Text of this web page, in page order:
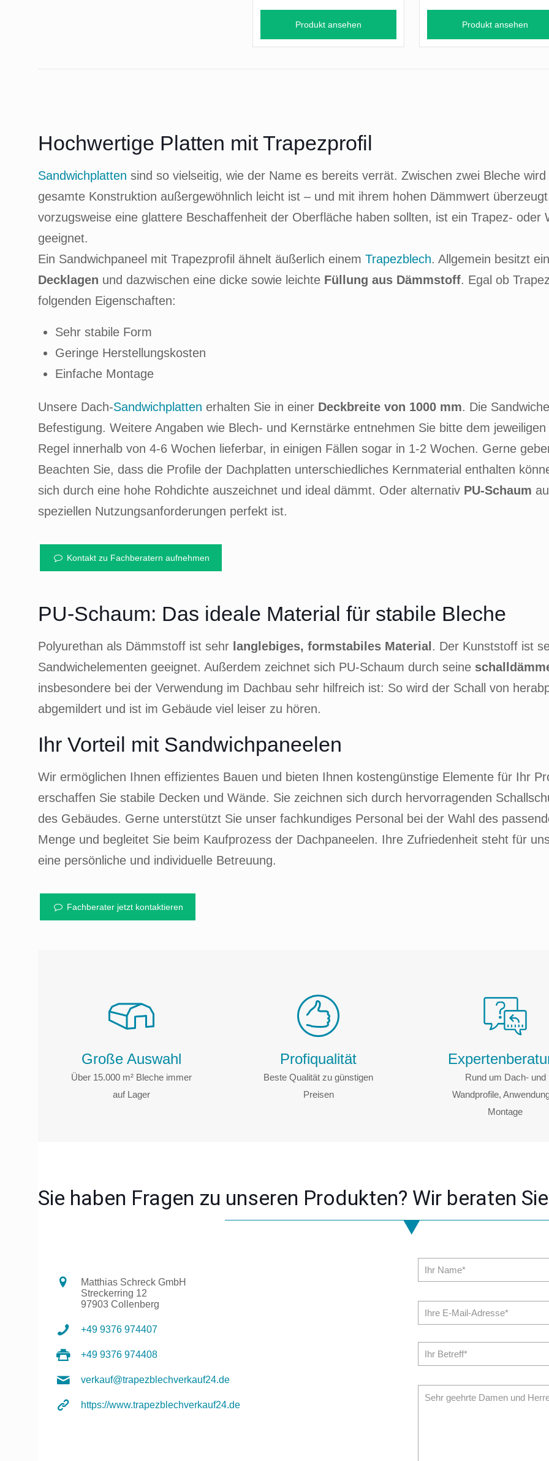
Produkt ansehen Produkt ansehen
Hochwertige Platten mit Trapezprofil
Sandwichplatten sind so vielseitig, wie der Name es bereits verrät. Zwischen zwei Bleche
gesamte Konstruktion außergewöhnlich leicht ist – und mit ihrem hohen Dämmwert
vorzugsweise eine glattere Beschaffenheit der Oberfläche haben sollten, ist ein Trapez- oder
geeignet.
Ein Sandwichpaneel mit Trapezprofil ähnelt äußerlich einem Trapezblech. Allgemein besitzt
Decklagen und dazwischen eine dicke sowie leichte Füllung aus Dämmstoff. Egal ob
folgenden Eigenschaften:
Sehr stabile Form
Geringe Herstellungskosten
Einfache Montage
Unsere Dach-Sandwichplatten erhalten Sie in einer Deckbreite von 1000 mm. Die
Befestigung. Weitere Angaben wie Blech- und Kernstärke entnehmen Sie bitte dem
Regel innerhalb von 4-6 Wochen lieferbar, in einigen Fällen sogar in 1-2 Wochen. Gerne
Beachten Sie, dass die Profile der Dachplatten unterschiedliches Kernmaterial enthalten
sich durch eine hohe Rohdichte auszeichnet und ideal dämmt. Oder alternativ PU-Schaum
speziellen Nutzungsanforderungen perfekt ist.
Kontakt zu Fachberatern aufnehmen
PU-Schaum: Das ideale Material für stabile Bleche
Polyurethan als Dämmstoff ist sehr langlebiges, formstabiles Material . Der Kunststoff ist
Sandwichelementen geeignet. Außerdem zeichnet sich PU-Schaum durch seine
insbesondere bei der Verwendung im Dachbau sehr hilfreich ist: So wird der Schall von
abgemildert und ist im Gebäude viel leiser zu hören.
Ihr Vorteil mit Sandwichpaneelen
Wir ermöglichen Ihnen effizientes Bauen und bieten Ihnen kostengünstige Elemente für Ihr
erschaffen Sie stabile Decken und Wände. Sie zeichnen sich durch hervorragenden
des Gebäudes. Gerne unterstützt Sie unser fachkundiges Personal bei der Wahl des
Menge und begleitet Sie beim Kaufprozess der Dachpaneelen. Ihre Zufriedenheit steht für
eine persönliche und individuelle Betreuung.
Fachberater jetzt kontaktieren
Große Auswahl
Über 15.000 m² Bleche immer
auf Lager
Profiqualität
Beste Qualität zu günstigen
Preisen
Rund um Dach- und
Wandprofile,
Montage
Sie haben Fragen zu unseren Produkten? Wir beraten
Matthias Schreck GmbH
Streckerring 12
97903 Collenberg
+49 9376 974407
+49 9376 974408
verkauf@trapezblechverkauf24.de
https://www.trapezblechverkauf24.de